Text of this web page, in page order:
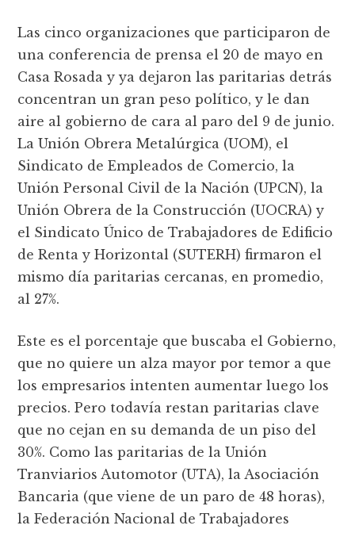
Las cinco organizaciones que participaron de
una conferencia de prensa el 20 de mayo en
Casa Rosada y ya dejaron las paritarias detrás
concentran un gran peso político, y le dan
aire al gobierno de cara al paro del 9 de junio.
La Unión Obrera Metalúrgica (UOM), el
Sindicato de Empleados de Comercio, la
Unión Personal Civil de la Nación (UPCN), la
Unión Obrera de la Construcción (UOCRA) y
el Sindicato Único de Trabajadores de Edificio
de Renta y Horizontal (SUTERH) firmaron el
mismo día paritarias cercanas, en promedio,
al 27%.
Este es el porcentaje que buscaba el Gobierno,
que no quiere un alza mayor por temor a que
los empresarios intenten aumentar luego los
precios. Pero todavía restan paritarias clave
que no cejan en su demanda de un piso del
30%. Como las paritarias de la Unión
Tranviarios Automotor (UTA), la Asociación
Bancaria (que viene de un paro de 48 horas),
la Federación Nacional de Trabajadores